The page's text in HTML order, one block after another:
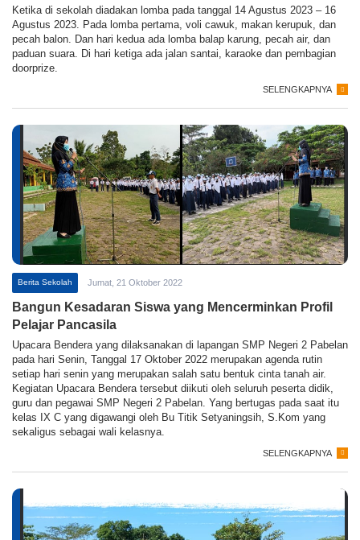
Ketika di sekolah diadakan lomba pada tanggal 14 Agustus 2023 – 16
Agustus 2023. Pada lomba pertama, voli cawuk, makan kerupuk, dan
pecah balon. Dan hari kedua ada lomba balap karung, pecah air, dan
paduan suara. Di hari ketiga ada jalan santai, karaoke dan pembagian
doorprize.
SELENGKAPNYA
Berita Sekolah Jumat, 21 Oktober 2022
Bangun Kesadaran Siswa yang Mencerminkan Profil
Pelajar Pancasila
Upacara Bendera yang dilaksanakan di lapangan SMP Negeri 2 Pabelan
pada hari Senin, Tanggal 17 Oktober 2022 merupakan agenda rutin
setiap hari senin yang merupakan salah satu bentuk cinta tanah air.
Kegiatan Upacara Bendera tersebut diikuti oleh seluruh peserta didik,
guru dan pegawai SMP Negeri 2 Pabelan. Yang bertugas pada saat itu
kelas IX C yang digawangi oleh Bu Titik Setyaningsih, S.Kom yang
sekaligus sebagai wali kelasnya.
SELENGKAPNYA